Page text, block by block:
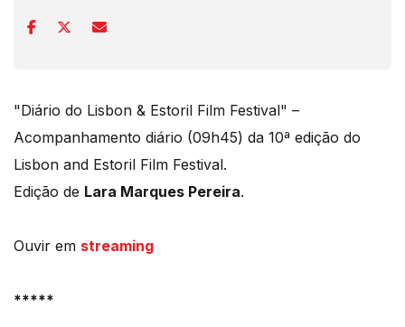
"Diário do Lisbon & Estoril Film Festival" –
Acompanhamento diário (09h45) da 10ª edição do
Lisbon and Estoril Film Festival.
Edição de Lara Marques Pereira.
Ouvir em streaming
*****